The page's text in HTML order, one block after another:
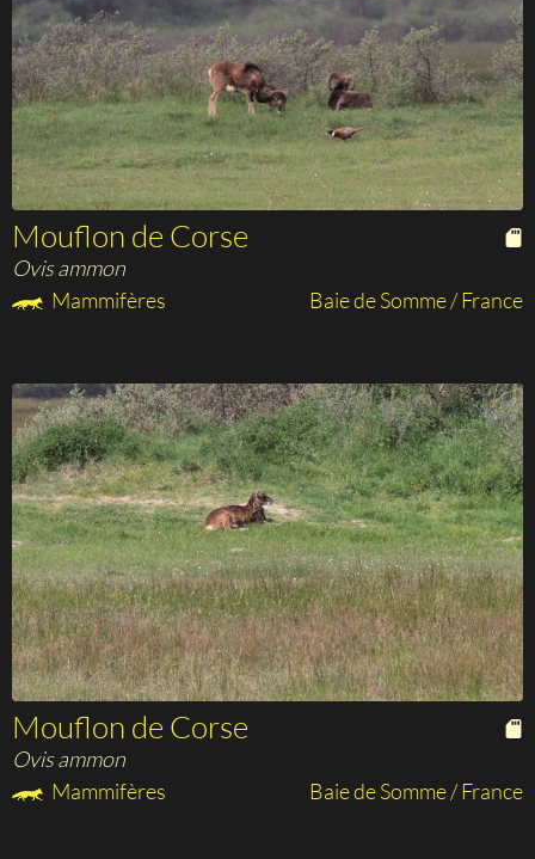
Mouflon de Corse
Ovis ammon
Mammifères
Baie de Somme / France
Mouflon de Corse
Ovis ammon
Mammifères
Baie de Somme / France